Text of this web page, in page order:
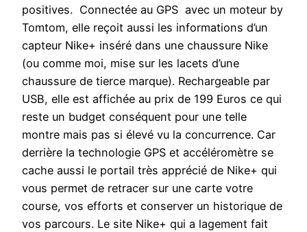
positives. Connectée au GPS avec un moteur by
Tomtom, elle reçoit aussi les informations d’un
capteur Nike+ inséré dans une chaussure Nike
(ou comme moi, mise sur les lacets d’une
chaussure de tierce marque). Rechargeable par
USB, elle est affichée au prix de 199 Euros ce qui
reste un budget conséquent pour une telle
montre mais pas si élevé vu la concurrence. Car
derrière la technologie GPS et accéléromètre se
cache aussi le portail très apprécié de Nike+ qui
vous permet de retracer sur une carte votre
course, vos efforts et conserver un historique de
vos parcours. Le site Nike+ qui a lagement fait